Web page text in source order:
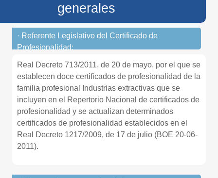
generales
· Referente Legislativo del Certificado de
Profesionalidad:
Real Decreto 713/2011, de 20 de mayo, por el que se
establecen doce certificados de profesionalidad de la
familia profesional Industrias extractivas que se
incluyen en el Repertorio Nacional de certificados de
profesionalidad y se actualizan determinados
certificados de profesionalidad establecidos en el
Real Decreto 1217/2009, de 17 de julio (BOE 20-06-
2011).